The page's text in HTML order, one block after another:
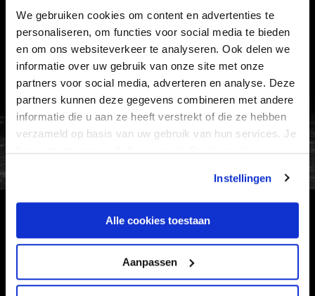
We gebruiken cookies om content en advertenties te
personaliseren, om functies voor social media te bieden
en om ons websiteverkeer te analyseren. Ook delen we
informatie over uw gebruik van onze site met onze
partners voor social media, adverteren en analyse. Deze
partners kunnen deze gegevens combineren met andere
informatie die u aan ze heeft verstrekt of die ze hebben
verzameld op basis van uw gebruik van hun services. Je
kan je toestemming beheren op de Cookiepagina.
Instellingen
Alle cookies toestaan
Aanpassen
VEELGESTELDE VRAGEN
CONTACT
WERKEN BIJ
VERTROUWENSPERSOON
FC Utrecht<br>vanuit<br>het
HOOFDSPONSOR